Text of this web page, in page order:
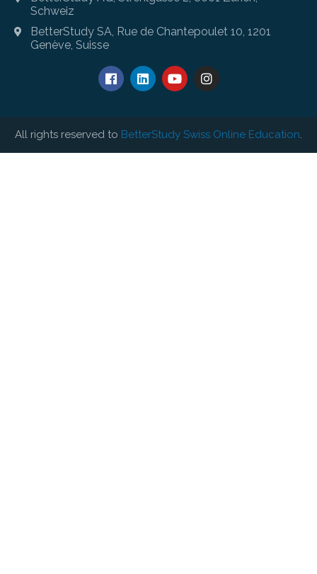
Schweiz
BetterStudy SA, Rue de Chantepoulet 10, 1201
Genève, Suisse
All rights reserved to BetterStudy Swiss Online Education.